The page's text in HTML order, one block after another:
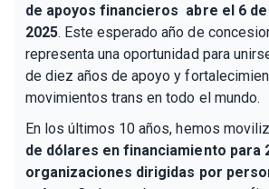
de apoyos financieros abre el 6
2025. Este esperado año de
representa una oportunidad para
de diez años de apoyo y
movimientos trans en todo el mundo.
En los últimos 10 años, hemos
de dólares en financiamiento para
organizaciones dirigidas por